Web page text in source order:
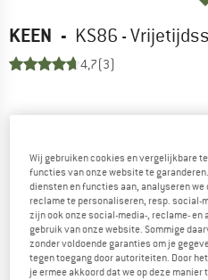
KEEN - KS86 -
4,7(3)
Wij gebruiken cookies en vergelijkbare
functies van onze website te
diensten en functies aan, analyseren we
reclame te personaliseren, resp. social-
zijn ook onze social-media-, reclame-
gebruik van onze website. Sommige
zonder voldoende garanties om je
tegen toegang door autoriteiten. Door
je ermee akkoord dat we op deze manier